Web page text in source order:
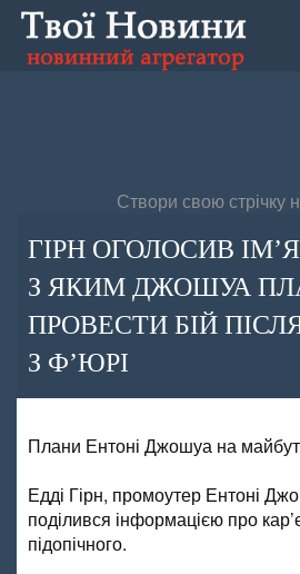
Створи свою стрічку
ГІРН ОГОЛОСИВ
З ЯКИМ ДЖОШУА
ПРОВЕСТИ БІЙ
З Ф’ЮРІ
Плани Ентоні Джошуа на
Едді Гірн, промоутер Ентоні
поділився інформацією про
підопічного.